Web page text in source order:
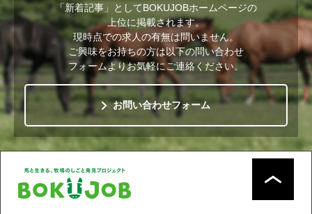
「新着記事」としてBOKUJOBホームページの
上位に掲載されます。
現時点での求人の有無は問いません。
ご興味をお持ちの方は以下の問い合わせ
フォームよりお気軽にご連絡ください。
お問い合わせフォーム